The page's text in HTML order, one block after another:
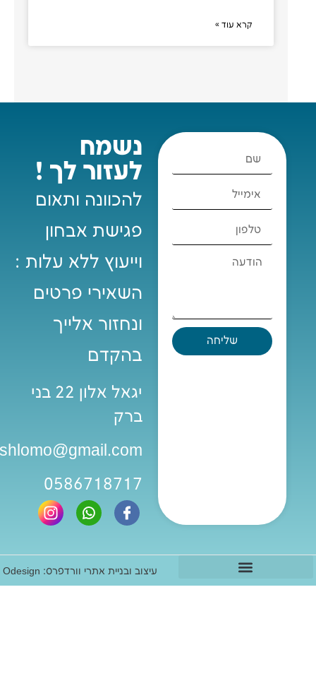
קרא עוד »
שליחה
נשמח
לעזור לך !
להכוונה ותאום
פגישת אבחון
וייעוץ ללא עלות :
השאירי פרטים
ונחזור אלייך
בהקדם
יגאל אלון 22 בני
ברק
0586718717
עיצוב ובניית אתרי וורדפרס: Odesign